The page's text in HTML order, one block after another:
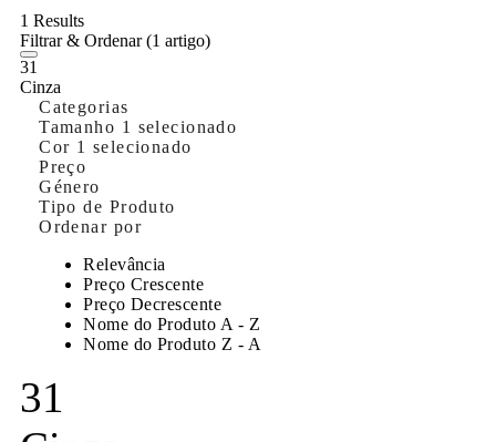
1 Results
Filtrar & Ordenar(1 artigo)
31
Cinza
Categorias
Tamanho 1 selecionado
Cor 1 selecionado
Preço
Género
Tipo de Produto
Ordenar por
Relevância
Preço Crescente
Preço Decrescente
Nome do Produto A - Z
Nome do Produto Z - A
31